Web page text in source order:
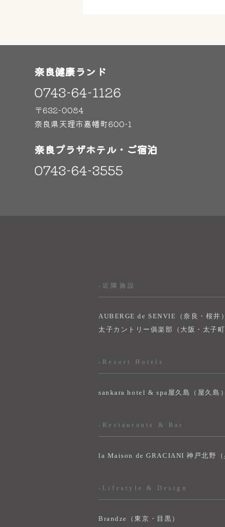
奈良健康ランド
0743-64-1126
〒632-0084
奈良県天理市嘉幡町600-1
奈良プラザホテル・ご宿泊
0743-64-3555
-近隣施設
AUBERGE de SENVIE（奈良・桜井）
太子カントリー俱楽部（大阪・太子町
-Resort Hotels
sankara hotel & spa屋久島（屋久島）
-Restaurants & Bar
la Maison de GRACIANI 神戸北野（
-Lifestyle & Design
Brandze（東京・目黒）